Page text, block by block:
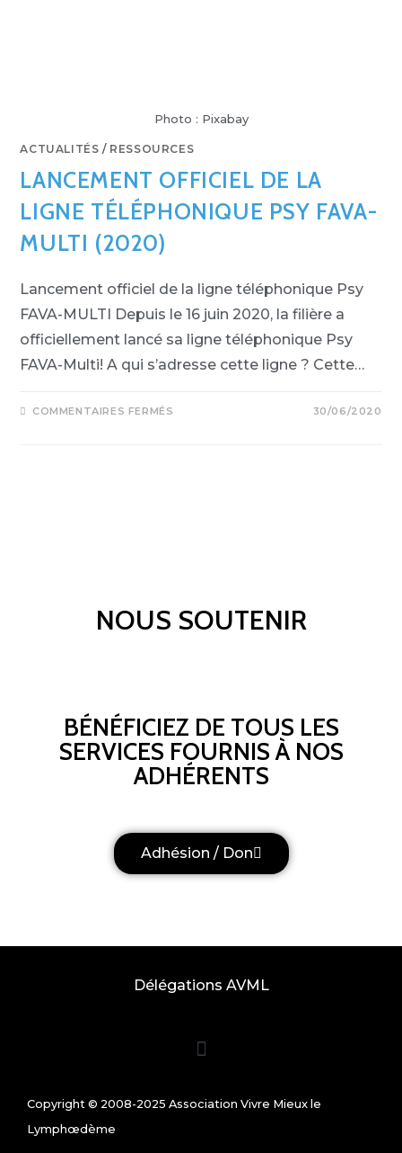
Photo : Pixabay
ACTUALITÉS / RESSOURCES
LANCEMENT OFFICIEL DE LA
LIGNE TÉLÉPHONIQUE PSY FAVA-
MULTI (2020)
Lancement officiel de la ligne téléphonique Psy
FAVA-MULTI Depuis le 16 juin 2020, la filière a
officiellement lancé sa ligne téléphonique Psy
FAVA-Multi! A qui s’adresse cette ligne ? Cette…
COMMENTAIRES FERMÉS 30/06/2020
NOUS SOUTENIR
BÉNÉFICIEZ DE TOUS LES
SERVICES FOURNIS À NOS
ADHÉRENTS
Adhésion / Don
Copyright © 2008-2025 Association Vivre Mieux le
Lymphœdème
Délégations AVML